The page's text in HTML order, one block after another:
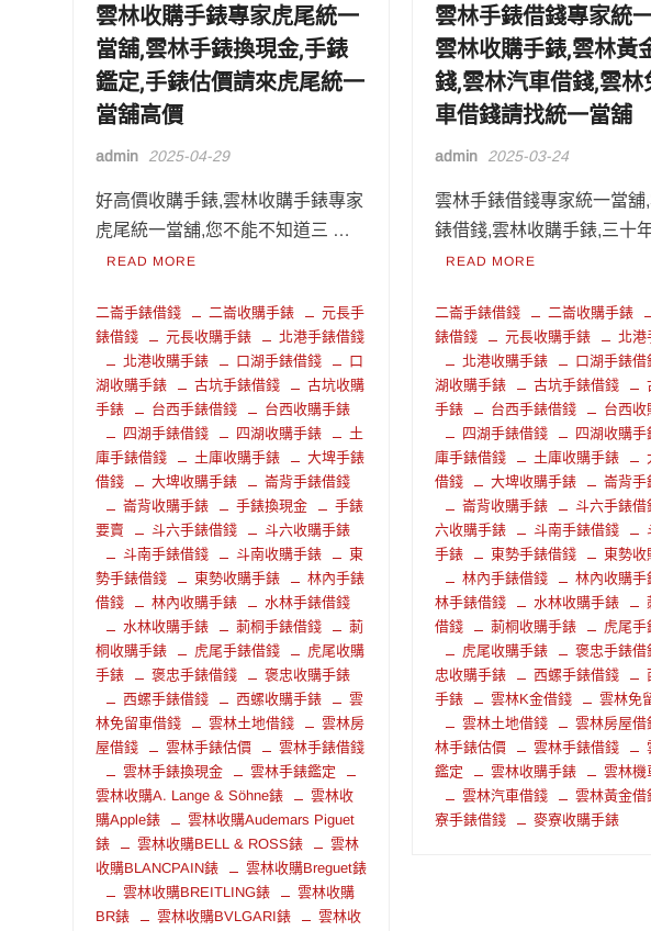
雲林收購手錶專家虎尾統一
當舖,雲林手錶換現金,手錶
鑑定,手錶估價請來虎尾統一
當舖高價
admin 2025-04-29
好高價收購手錶,雲林收購手錶專家
虎尾統一當舖,您不能不知道三 …
READ MORE
二崙手錶借錢 二崙收購手錶
元長手
錶借錢
元長收購手錶
北港手錶借錢
北港收購手錶
口湖手錶借錢
口
湖收購手錶
古坑手錶借錢
古坑收購
手錶
台西手錶借錢
台西收購手錶
四湖手錶借錢
四湖收購手錶
土
庫手錶借錢
土庫收購手錶
大埤手錶
借錢
大埤收購手錶
崙背手錶借錢
崙背收購手錶
手錶換現金
手錶
要賣
斗六手錶借錢
斗六收購手錶
斗南手錶借錢
斗南收購手錶
東
勢手錶借錢
東勢收購手錶
林內手錶
借錢
林內收購手錶
水林手錶借錢
水林收購手錶
莿桐手錶借錢
莿
桐收購手錶
虎尾手錶借錢
虎尾收購
手錶
褒忠手錶借錢
褒忠收購手錶
西螺手錶借錢
西螺收購手錶
雲
林免留車借錢
雲林土地借錢
雲林房
屋借錢
雲林手錶估價
雲林手錶借錢
雲林手錶換現金
雲林手錶鑑定
雲林收購A. Lange & Söhne錶
雲林收
購Apple錶
雲林收購Audemars Piguet
錶
雲林收購BELL & ROSS錶
雲林
收購BLANCPAIN錶
雲林收購Breguet錶
雲林收購BREITLING錶
雲林收購
BR錶
雲林收購BVLGARI錶
雲林收
雲林手錶借錢專家統
雲林收購手錶,雲林黃
錢,雲林汽車借錢,雲林
車借錢請找統一當舖
admin 2025-03-24
雲林手錶借錢專家統一當舖
錶借錢,雲林收購手錶,三十
READ MORE
二崙手錶借錢 二崙收購手錶
錶借錢
元長收購手錶
北港
北港收購手錶
口湖手錶借
湖收購手錶
古坑手錶借錢
手錶
台西手錶借錢
台西收
四湖手錶借錢
四湖收購手
庫手錶借錢
土庫收購手錶
借錢
大埤收購手錶
崙背手
崙背收購手錶
斗六手錶借
六收購手錶
斗南手錶借錢
手錶
東勢手錶借錢
東勢收
林內手錶借錢
林內收購手
林手錶借錢
水林收購手錶
借錢
莿桐收購手錶
虎尾手
虎尾收購手錶
褒忠手錶借
忠收購手錶
西螺手錶借錢
手錶
雲林K金借錢
雲林免
雲林土地借錢
雲林房屋借
林手錶估價
雲林手錶借錢
鑑定
雲林收購手錶
雲林機
雲林汽車借錢
雲林黃金借
寮手錶借錢
麥寮收購手錶